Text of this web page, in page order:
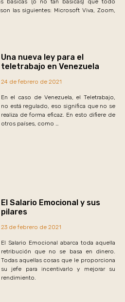
las siguientes: Microsoft Viva, Zoom,
Una nueva ley para el
teletrabajo en Venezuela
24 de febrero de 2021
En el caso de Venezuela, el Teletrabajo,
no está regulado, eso significa que no se
realiza de forma eficaz. En esto difiere de
otros países, como …
El Salario Emocional y sus
pilares
23 de febrero de 2021
El Salario Emocional abarca toda aquella
retribución que no se basa en dinero.
Todas aquellas cosas que le proporciona
su jefe para incentivarlo y mejorar su
rendimiento.